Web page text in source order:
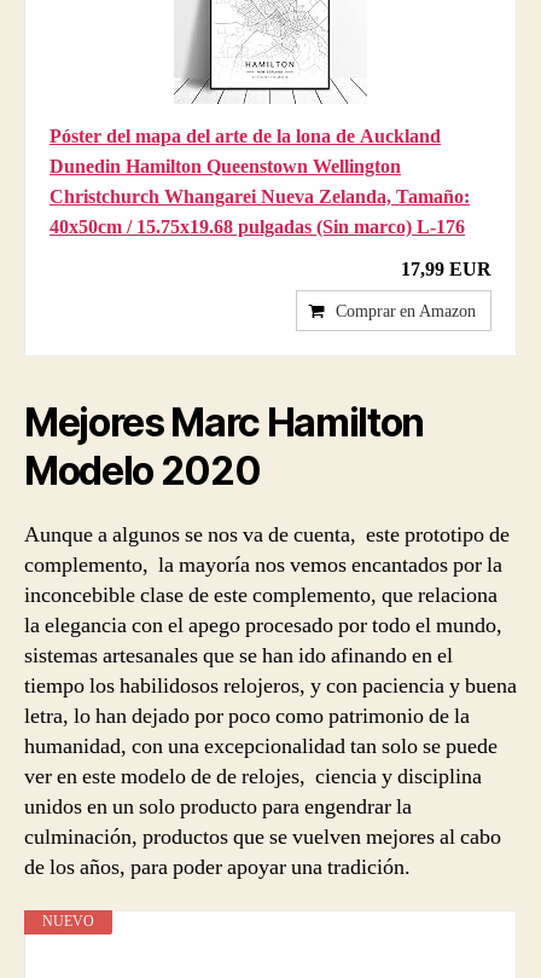
Póster del mapa del arte de la lona de Auckland
Dunedin Hamilton Queenstown Wellington
Christchurch Whangarei Nueva Zelanda, Tamaño:
40x50cm / 15.75x19.68 pulgadas (Sin marco) L-176
17,99 EUR
Comprar en Amazon
MejoresMarc Hamilton
Modelo 2020
Aunque a algunos se nos va de cuenta, este prototipo de
complemento, la mayoría nos vemos encantados por la
inconcebible clase de este complemento, que relaciona
la elegancia con el apego procesado por todo el mundo,
sistemas artesanales que se han ido afinando en el
tiempo los habilidosos relojeros, y con paciencia y buena
letra, lo han dejado por poco como patrimonio de la
humanidad, con una excepcionalidad tan solo se puede
ver en este modelo de de relojes, ciencia y disciplina
unidos en un solo producto para engendrar la
culminación, productos que se vuelven mejores al cabo
de los años, para poder apoyar una tradición.
NUEVO